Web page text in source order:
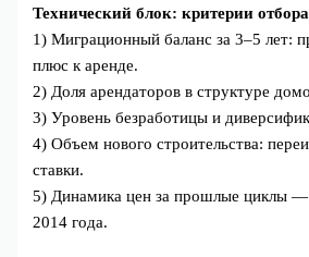
Технический блок: критерии
1) Миграционный баланс за 3–5 лет:
плюс к аренде.
2) Доля арендаторов в структуре
3) Уровень безработицы и
4) Объем нового строительства:
ставки.
5) Динамика цен за прошлые циклы
2014 года.